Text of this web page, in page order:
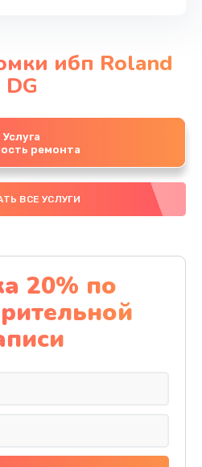
ибп Roland
DG
Услуга
ремонта
ВСЕ УСЛУГИ
20% по